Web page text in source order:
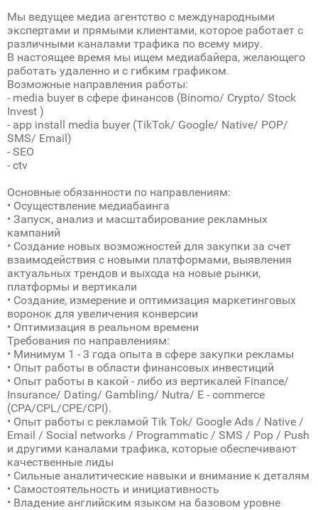
Мы ведущее медиа агентство с международными
экспертами и прямыми клиентами, которое работает с
различными каналами трафика по всему миру.
В настоящее время мы ищем медиабайера, желающего
работать удаленно и с гибким графиком.
Возможные направления работы:
- media buyer в сфере финансов (Binomo/ Crypto/ Stock
Invest )
- app install media buyer (TikTok/ Google/ Native/ POP/
SMS/ Email)
- SEO
- ctv
Основные обязанности по направлениям:
• Осуществление медиабаинга
• Запуск, анализ и масштабирование рекламных
кампаний
• Создание новых возможностей для закупки за счет
взаимодействия с новыми платформами, выявления
актуальных трендов и выхода на новые рынки,
платформы и вертикали
• Создание, измерение и оптимизация маркетинговых
воронок для увеличения конверсии
• Оптимизация в реальном времени
Требования по направлениям:
• Минимум 1 - 3 года опыта в сфере закупки рекламы
• Опыт работы в области финансовых инвестиций
• Опыт работы в какой - либо из вертикалей Finance/
Insurance/ Dating/ Gambling/ Nutra/ E - commerce
(CPA/CPL/CPE/CPI).
• Опыт работы с рекламой Tik Tok/ Google Ads / Native /
Email / Social networks / Programmatic / SMS / Pop / Push
и другими каналами трафика, которые обеспечивают
качественные лиды
• Сильные аналитические навыки и внимание к деталям
• Самостоятельность и инициативность
• Владение английским языком на базовом уровне